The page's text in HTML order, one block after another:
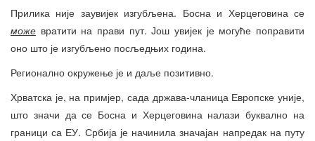
Прилика није заувијек изгубљена. Босна и Херцеговина се
може вратити на прави пут. Још увијек је могуће поправити
оно што је изгубљено посљедњих година.
Регионално окружење је и даље позитивно.
Хрватска је, на примјер, сада држава-чланица Европске уније,
што значи да се Босна и Херцеговина налази буквално на
граници са ЕУ. Србија је начинила значајан напредак на путу